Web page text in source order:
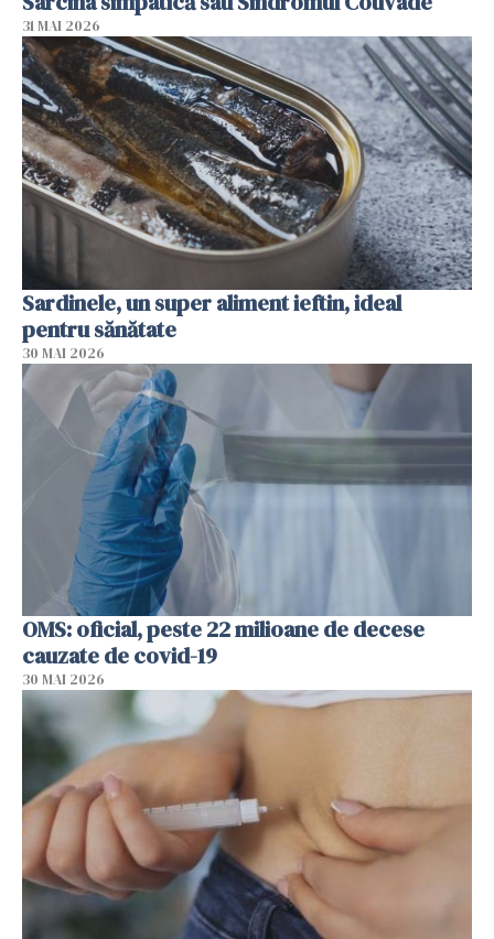
31 MAI 2026
Sardinele, un super aliment ieftin, ideal
pentru sănătate
30 MAI 2026
OMS: oficial, peste 22 milioane de decese
cauzate de covid-19
30 MAI 2026